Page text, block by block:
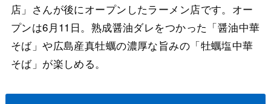
店」さんが後にオープンしたラーメン店です。オー
プンは6月11日。熟成醤油ダレをつかった「醤油中華
そば」や広島産真牡蠣の濃厚な旨みの「牡蠣塩中華
そば」が楽しめる。